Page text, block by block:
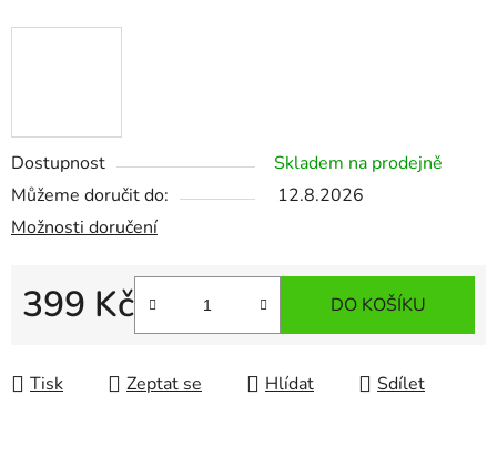
Dostupnost
Skladem na prodejně
Můžeme doručit do:
12.8.2026
Možnosti doručení
399 Kč DO KOŠÍKU
Tisk Zeptat se Hlídat Sdílet